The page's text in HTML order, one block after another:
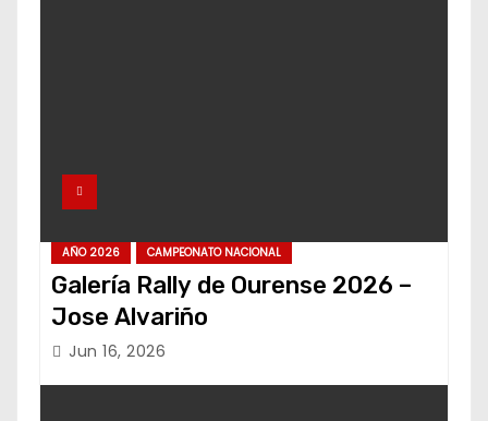
AÑO 2026 CAMPEONATO NACIONAL
Galería Rally de Ourense 2026 –
Jose Alvariño
Jun 16, 2026